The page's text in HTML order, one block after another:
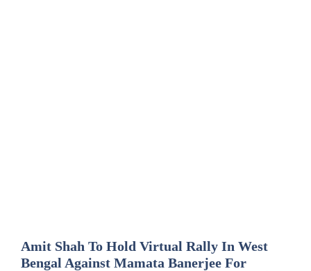
Amit Shah To Hold Virtual Rally In West
Bengal Against Mamata Banerjee For